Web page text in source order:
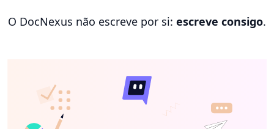
O DocNexus não escreve por si: escreve consigo.